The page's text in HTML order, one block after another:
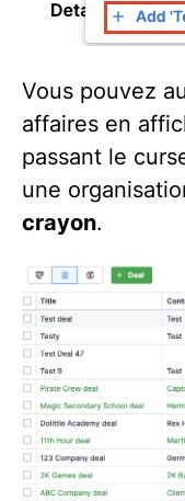
Vous pouvez
affaires en
passant le
une
crayon.